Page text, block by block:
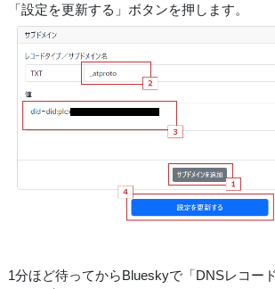
「設定を更新する」ボタンを押します。
1分ほど待ってからBlueskyで「DNSレコー